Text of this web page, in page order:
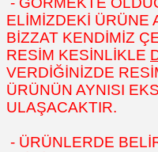
ELİMİZDEKİ ÜRÜNE
BİZZAT KENDİMİZ
RESİM KESİNLİKLE
VERDİĞİNİZDE
ÜRÜNÜN AYNISI
ULAŞACAKTIR.
- ÜRÜNLERDE